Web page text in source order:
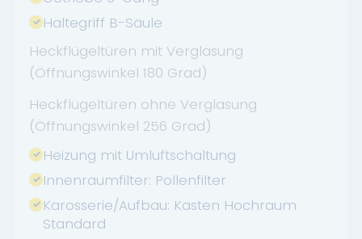
Haltegriff B-Säule
Heckflügeltüren mit Verglasung
(Öffnungswinkel 180 Grad)
Heckflügeltüren ohne Verglasung
(Öffnungswinkel 256 Grad)
Heizung mit Umluftschaltung
Innenraumfilter: Pollenfilter
Karosserie/Aufbau: Kasten Hochraum
Standard